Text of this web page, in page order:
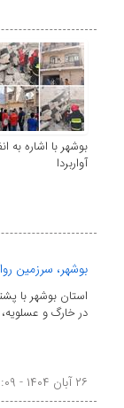
بوشهر با اشاره
آواربردا
بوشهر، سرزمین
استان بوشهر با
در خارگ و
۲۶ آبان ۱۴۰۴ - ۱۶:۰۹